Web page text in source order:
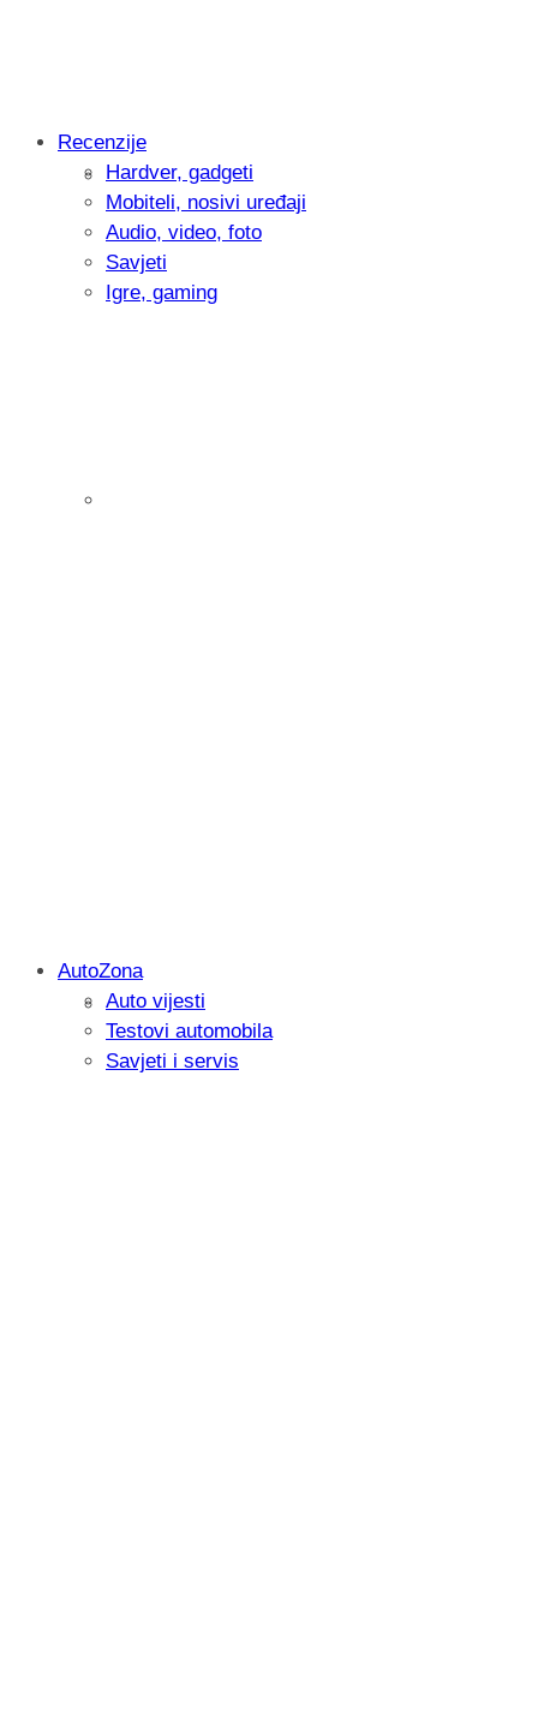
Intervju: Goran Jović, fotograf -
Recenzije
Hardver, gadgeti
Mobiteli, nosivi uređaji
Audio, video, foto
Savjeti
Igre, gaming
Savjetujemo: Što učiniti kada vaš
AutoZona
Auto vijesti
Testovi automobila
Savjeti i servis